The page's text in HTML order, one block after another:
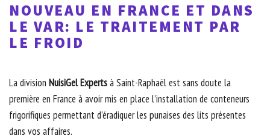
NOUVEAU EN FRANCE ET DANS
LE VAR: LE TRAITEMENT PAR
LE FROID
La division NuisiGel Expertsà Saint-Raphaël est sans doute la
première en France à avoir mis en place l’installation de conteneurs
frigorifiques permettant d’éradiquer les punaises des lits présentes
dans vos affaires.